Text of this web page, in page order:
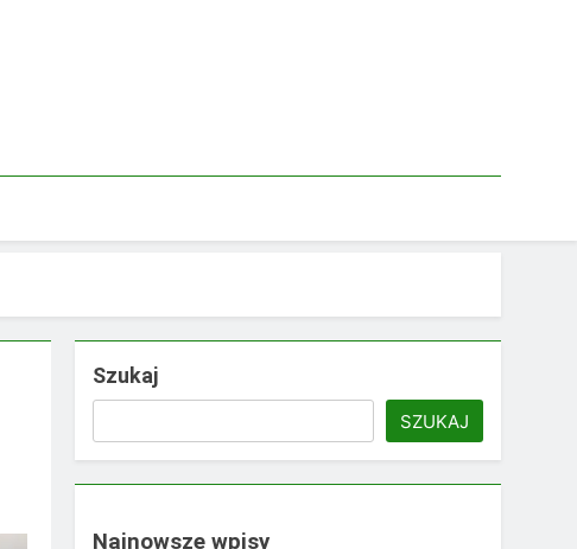
Szukaj
SZUKAJ
Najnowsze wpisy